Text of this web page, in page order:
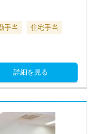
手当
住宅手当
詳細を見る